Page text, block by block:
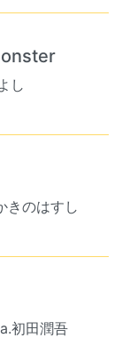
し
きのはすし
初田潤吾